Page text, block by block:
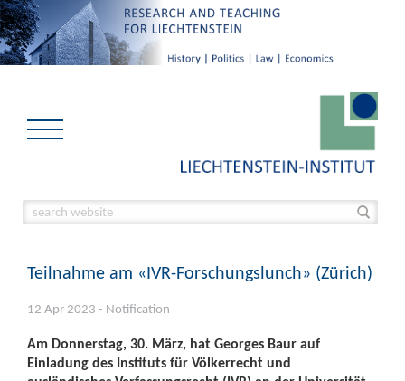
Teilnahme am «IVR-Forschungslunch» (Zürich)
12 Apr 2023 - Notification
Am Donnerstag, 30. März, hat Georges Baur auf
Einladung des Instituts für Völkerrecht und